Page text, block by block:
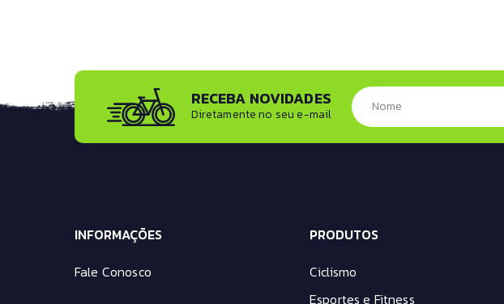
RECEBA NOVIDADES
Diretamente no seu e-mail
INFORMAÇÕES
Fale Conosco
PRODUTOS
Ciclismo
Esportes e Fitness